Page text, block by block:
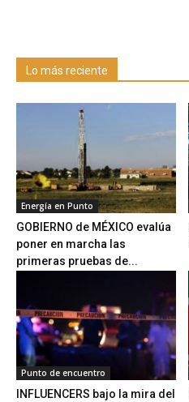
Lo más reciente
Energía en Punto
GOBIERNO de MÉXICO evalúa
poner en marcha las
primeras pruebas de...
Punto de encuentro
INFLUENCERS bajo la mira del